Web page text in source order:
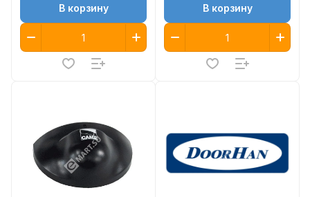
В корзину В корзину